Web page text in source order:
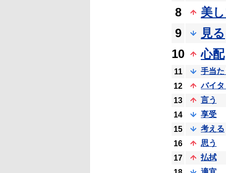
8
美
9
見る
10
心配
11
手当
12
バイタ
13
言う
14
享受
15
考える
16
思う
17
払拭